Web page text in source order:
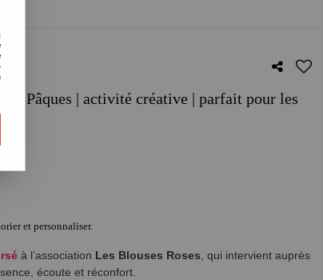
de Pâques | activité créative | parfait pour les
et personnaliser.
à l’association Les Blouses Roses, qui intervient auprès
écoute et réconfort.